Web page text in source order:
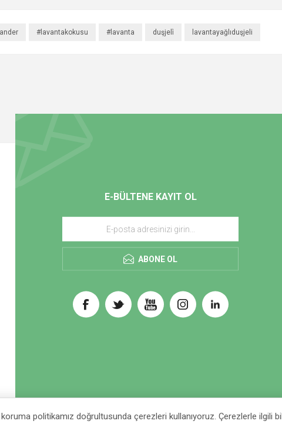
#lavantakokusu #lavanta duşjeli̇ lavantayağlıduşjeli
E-BÜLTENE KAYIT OL
ABONE OL
politikamız doğrultusunda çerezleri kullanıyoruz. Çerezlerle ilgili